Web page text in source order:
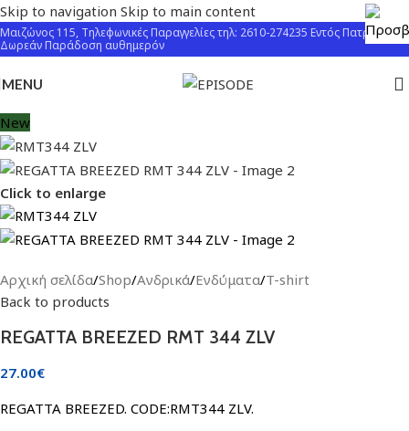
Skip to navigation Skip to main content
Μαιζώνος 115, Τηλεφωνικές Παραγγελίες τηλ: 2610-274235 Εντός Πατρών
Δωρεάν Παράδοση αυθημερόν
MENU
New
Click to enlarge
Αρχική σελίδα/Shop/Ανδρικά/Ενδύματα/T-shirt
Back to products
REGATTA BREEZED RMT 344 ZLV
27.00€
REGATTA BREEZED. CODE:RMT344 ZLV.